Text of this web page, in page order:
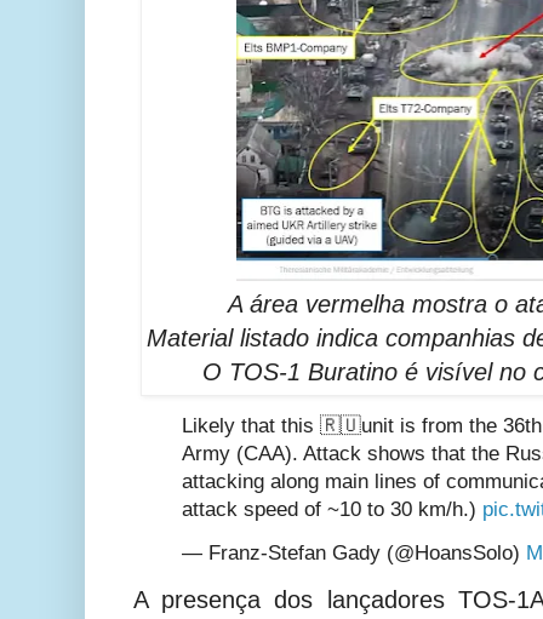
A área vermelha mostra o
Material listado indica companhias
O TOS-1 Buratino é visível no
Likely that this 🇷🇺unit is from the 36th
Army (CAA). Attack shows that the
attacking along main lines of
attack speed of ~10 to 30 km/h.)
— Franz-Stefan Gady (@HoansSolo)
A presença dos lançadores TOS-